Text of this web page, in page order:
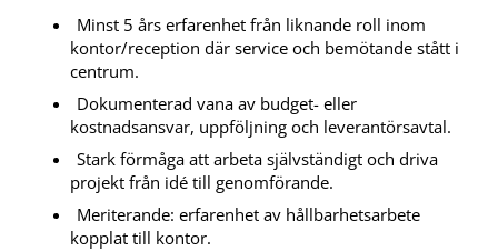
Minst 5 års erfarenhet från liknande roll inom
kontor/reception där service och bemötande stått i
centrum.
Dokumenterad vana av budget- eller
kostnadsansvar, uppföljning och leverantörsavtal.
Stark förmåga att arbeta självständigt och driva
projekt från idé till genomförande.
Meriterande: erfarenhet av hållbarhetsarbete
kopplat till kontor.